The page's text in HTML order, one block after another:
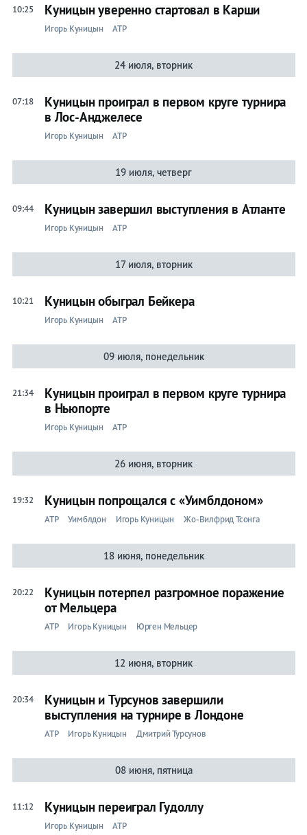
10:25 Куницын уверенно стартовал в Карши
Игорь Куницын ATP
24 июля, вторник
07:18
Куницын проиграл в первом круге турнира
в Лос-Анджелесе
Игорь Куницын ATP
19 июля, четверг
09:44 Куницын завершил выступления в Атланте
Игорь Куницын ATP
17 июля, вторник
10:21 Куницын обыграл Бейкера
Игорь Куницын ATP
09 июля, понедельник
21:34
Куницын проиграл в первом круге турнира
в Ньюпорте
Игорь Куницын ATP
26 июня, вторник
19:32 Куницын попрощался с «Уимблдоном»
ATP Уимблдон Игорь Куницын Жо-Вилфрид Тсонга
18 июня, понедельник
20:22
Куницын потерпел разгромное поражение
от Мельцера
ATP Игорь Куницын Юрген Мельцер
12 июня, вторник
20:34
Куницын и Турсунов завершили
выступления на турнире в Лондоне
ATP Игорь Куницын Дмитрий Турсунов
08 июня, пятница
11:12 Куницын переиграл Гудоллу
Игорь Куницын ATP